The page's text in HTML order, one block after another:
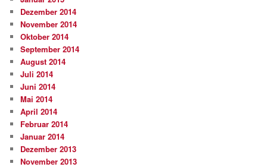
Dezember 2014
November 2014
Oktober 2014
September 2014
August 2014
Juli 2014
Juni 2014
Mai 2014
April 2014
Februar 2014
Januar 2014
Dezember 2013
November 2013